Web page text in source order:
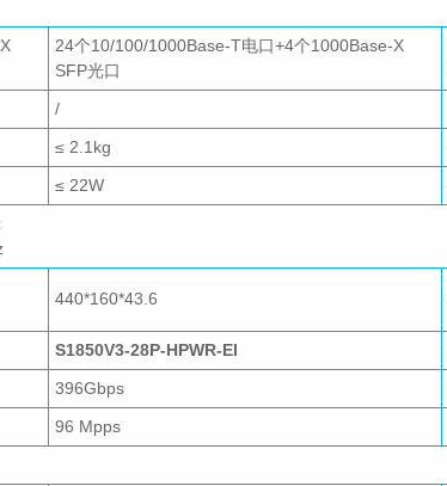
24个10/100/1000Base-T电口+4个1000Base-X
SFP光口
/
≤ 2.1kg
≤ 22W
440*160*43.6
S1850V3-28P-HPWR-EI
396Gbps
96 Mpps